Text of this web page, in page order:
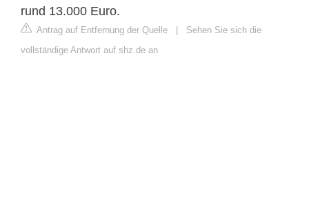
rund 13.000 Euro.
Antrag auf Entfernung der Quelle | Sehen Sie sich die
vollständige Antwort auf shz.de an